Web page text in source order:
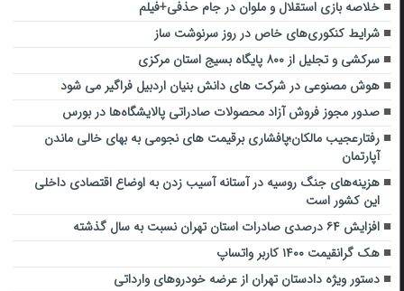
خلاصه بازی استقلال و ملوان در جام حذفی+فیلم
شرایط کنکوری‌های خاص در روز سرنوشت ساز
سرکشی و تجلیل از ۸۰۰ پایگاه بسیج استان مرکزی
هوش مصنوعی در شرکت های دانش بنیان اردبیل فراگیر می شود
صدور مجوز فروش آزاد محصولات صادراتی پالایشگاه‌ها در بورس
رفتارعجیب مالکان؛پافشاری برقیمت های نجومی به بهای خالی ماندن
آپارتمان
هزینه‌های جنگ روسیه در آستانه آسیب زدن به اوضاع اقتصادی داخلی
این کشور است
افزایش ۶۴ درصدی صادرات استان تهران نسبت به سال گذشته
هک گرانقیمت ۱۴۰۰ کاربر واتساپ
دستور ویژه دادستان تهران از عرضه خودروهای وارداتی